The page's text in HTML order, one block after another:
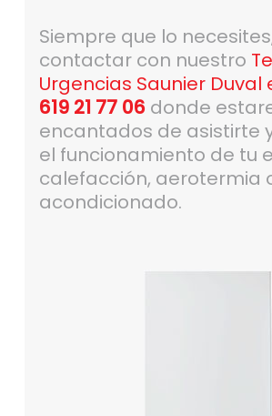
Siempre que lo
contactar con nuestro
Urgencias Saunier Duval
619 21 77 06 donde
encantados de asistirte
el funcionamiento de tu
calefacción, aerotermia
acondicionado.